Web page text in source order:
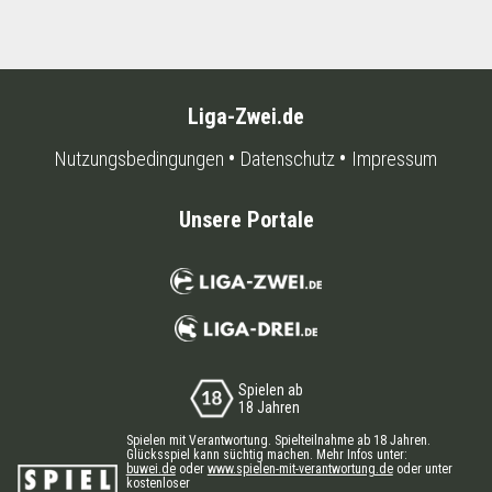
Liga-Zwei.de
Nutzungsbedingungen Datenschutz Impressum
Unsere Portale
Spielen ab
18 Jahren
Spielen mit Verantwortung. Spielteilnahme ab 18 Jahren.
Glücksspiel kann süchtig machen. Mehr Infos unter:
buwei.deoder www.spielen-mit-verantwortung.deoder unter
kostenloser